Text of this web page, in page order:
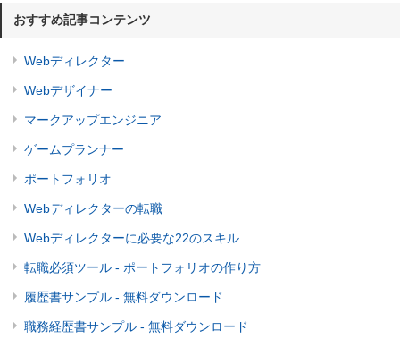
おすすめ記事コンテンツ
Webディレクター
Webデザイナー
マークアップエンジニア
ゲームプランナー
ポートフォリオ
Webディレクターの転職
Webディレクターに必要な22のスキル
転職必須ツール - ポートフォリオの作り方
履歴書サンプル - 無料ダウンロード
職務経歴書サンプル - 無料ダウンロード